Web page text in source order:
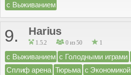
с Выживанием
9. Harius
1.5.2 0 из 50 1
с Выживанием с Голодными играми
Сплиф арена Тюрьма с Экономикой